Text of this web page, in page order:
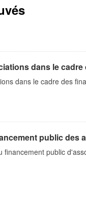
dans le
dans le cadre des
public des
public